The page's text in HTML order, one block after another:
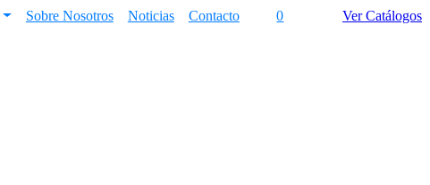
Sobre Nosotros Noticias Contacto 0 Ver Catálogos